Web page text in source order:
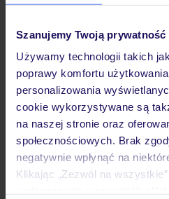
Szanujemy Twoją prywatność
Używamy technologii takich
poprawy komfortu
personalizowania
cookie wykorzystywane są
na naszej stronie oraz
społecznościowych. Brak
negatywnie wpłynąć na
Klikając „Zezwól na
Hotel
Opinie
Pokoje